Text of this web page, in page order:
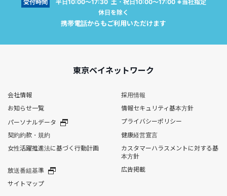
受付時間
平日10:00～17:30 土・祝日10:00～17:00 ※当社指定
休日を除く
携帯電話からもご利用いただけます
東京ベイネットワーク
会社情報
採用情報
お知らせ一覧
情報セキュリティ基本方針
パーソナルデータ
プライバシーポリシー
契約約款・規約
健康経営宣言
女性活躍推進法に基づく行動計画
カスタマーハラスメントに対する基
本方針
放送番組基準
広告掲載
サイトマップ